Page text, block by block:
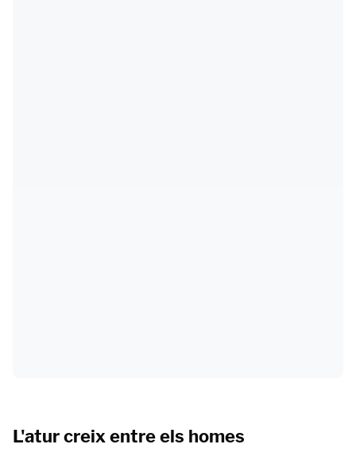
L'atur creix entre els homes